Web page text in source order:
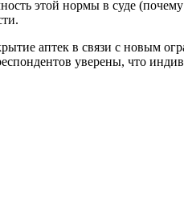
этой нормы в суде
аптек в связи с новым
уверены, что